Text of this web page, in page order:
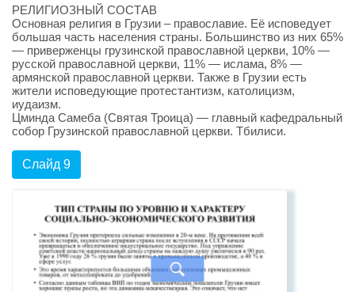
РЕЛИГИОЗНЫЙ СОСТАВ
Основная религия в Грузии – православие. Её исповедует
большая часть населения страны. Большинство из них 65%
— приверженцы грузинской православной церкви, 10% —
русской православной церкви, 11% — ислама, 8% —
армянской православной церкви. Также в Грузии есть
жители исповедующие протестантизм, католицизм,
иудаизм.
Цминда Самеба (Святая Троица) — главный кафедральный
собор Грузинской православной церкви. Тбилиси.
Слайд 9